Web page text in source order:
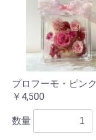
プロフーモ・ピンク
￥4,500
数量